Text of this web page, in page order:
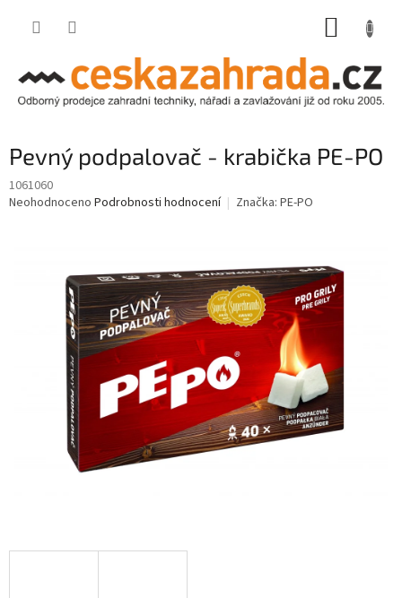
Pevný podpalovač - krabička PE-PO
1061060
Průměrné
hvězdiček.
Neohodnoceno Podrobnosti hodnocení Značka: PE-PO